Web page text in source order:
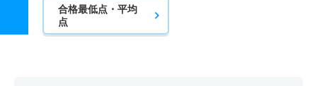
合格最低点・平均
点